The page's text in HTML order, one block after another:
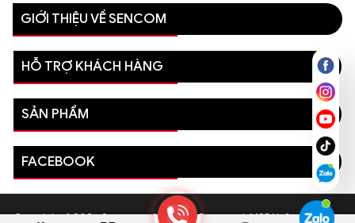
GIỚI THIỆU VỀ SENCOM
HỖ TRỢ KHÁCH HÀNG
SẢN PHẨM
FACEBOOK
Copyright © 2026 Sencom - All Rights Reserved. MSDN: 0110081996